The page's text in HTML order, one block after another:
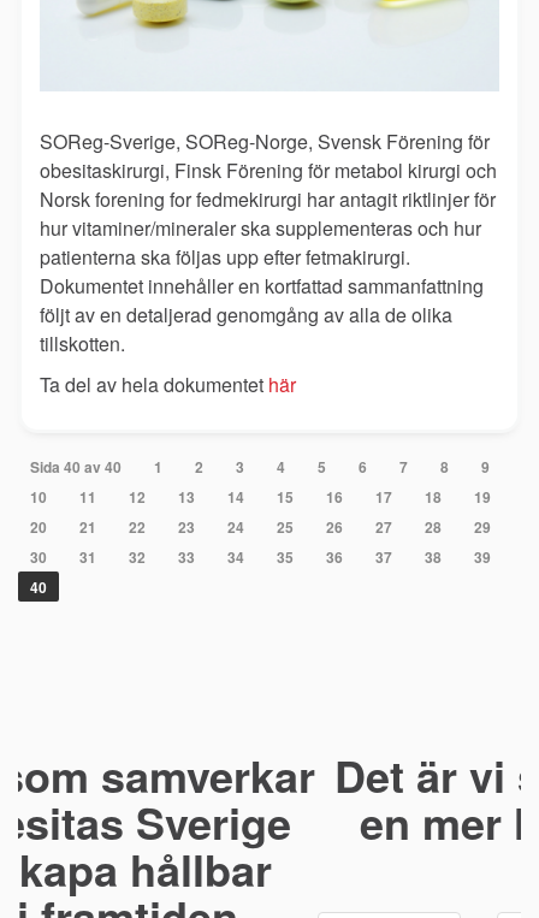
SOReg-Sverige, SOReg-Norge, Svensk Förening för
obesitaskirurgi, Finsk Förening för metabol kirurgi och
Norsk forening for fedmekirurgi har antagit riktlinjer för
hur vitaminer/mineraler ska supplementeras och hur
patienterna ska följas upp efter fetmakirurgi.
Dokumentet innehåller en kortfattad sammanfattning
följt av en detaljerad genomgång av alla de olika
tillskotten.
Ta del av hela dokumentet här
Sida 40 av 40 1 2 3 4 5 6 7 8
9
10
11 12 13 14 15 16 17 18
19
20
21 22 23 24 25 26 27 28
29
30
31 32 33 34 35 36 37 38
39
40
Det är vi som bidrar till
en mer hållbar hälsa